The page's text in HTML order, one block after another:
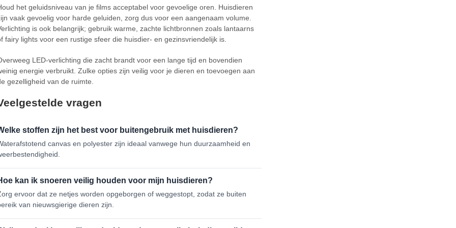
het geluidsniveau van je films acceptabel voor gevoelige oren. Huisdieren
vaak gevoelig voor harde geluiden, zorg dus voor een aangenaam volume.
is ook belangrijk; gebruik warme, zachte lichtbronnen zoals lantaarns
fairy lights voor een rustige sfeer die huisdier- en gezinsvriendelijk is.
LED-verlichting die zacht brandt voor een lange tijd en bovendien
energie verbruikt. Zulke opties zijn veilig voor je dieren en toevoegen aan
gezelligheid van de ruimte.
vragen
stoffen zijn het best voor buitengebruik met huisdieren?
canvas en polyester zijn ideaal vanwege hun duurzaamheid en
kan ik snoeren veilig houden voor mijn huisdieren?
ervoor dat ze netjes worden opgeborgen of weggestopt, zodat ze buiten
van nieuwsgierige dieren zijn.